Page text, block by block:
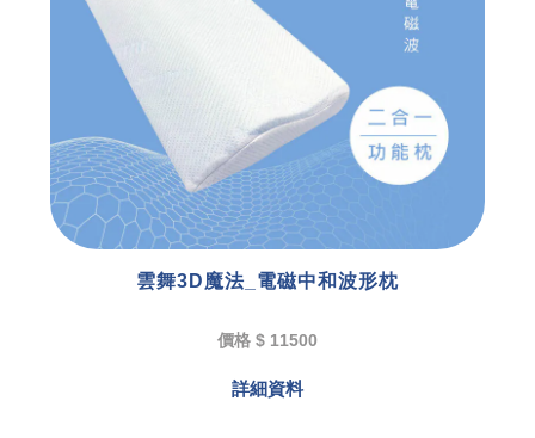
雲舞3D魔法_電磁中和波形枕
價格 $ 11500
詳細資料